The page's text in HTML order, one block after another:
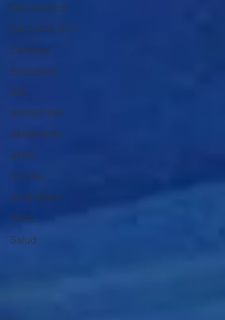
Documentos
Día 10/10 2017
Carnaval
Educación
BID
BIENESTAR
AMBIENTAL
AFRO
SOCIAL
ACADEMIA
ARTE
Salud